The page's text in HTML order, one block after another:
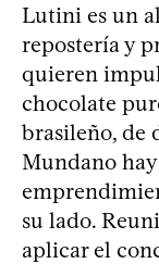
Lutini es un
repostería y
quieren
chocolate
brasileño, de
Mundano
su lado.
aplicar el